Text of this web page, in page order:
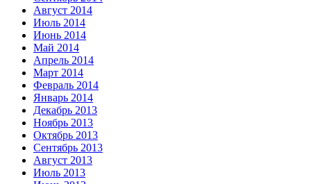
Август 2014
Июль 2014
Июнь 2014
Май 2014
Апрель 2014
Март 2014
Февраль 2014
Январь 2014
Декабрь 2013
Ноябрь 2013
Октябрь 2013
Сентябрь 2013
Август 2013
Июль 2013